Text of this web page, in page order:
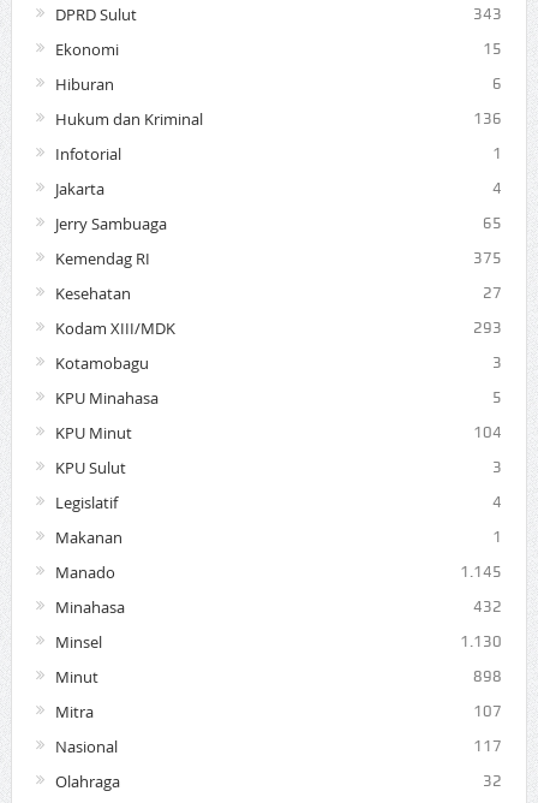
DPRD Sulut 343
Ekonomi 15
Hiburan 6
Hukum dan Kriminal 136
Infotorial 1
Jakarta 4
Jerry Sambuaga 65
Kemendag RI 375
Kesehatan 27
Kodam XIII/MDK 293
Kotamobagu 3
KPU Minahasa 5
KPU Minut 104
KPU Sulut 3
Legislatif 4
Makanan 1
Manado 1.145
Minahasa 432
Minsel 1.130
Minut 898
Mitra 107
Nasional 117
Olahraga 32